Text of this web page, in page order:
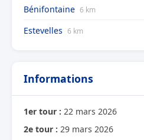
Bénifontaine 6 km
Estevelles 6 km
Informations
1er tour : 22 mars 2026
2e tour : 29 mars 2026